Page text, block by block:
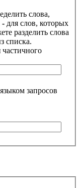
слова,
- для слов, которых
разделить слова
списка.
частичного
запросов